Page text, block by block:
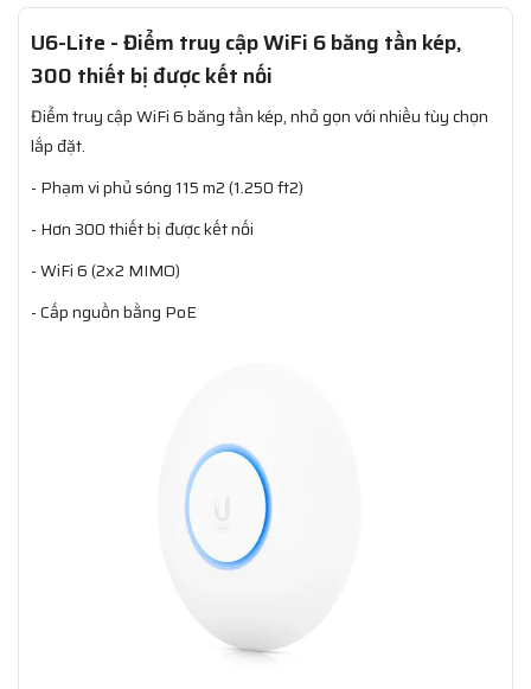
U6-Lite - Điểm truy cập WiFi 6 băng tần kép,
300 thiết bị được kết nối
Điểm truy cập WiFi 6 băng tần kép, nhỏ gọn với nhiều tùy chọn
lắp đặt.
- Phạm vi phủ sóng 115 m2 (1.250 ft2)
- Hơn 300 thiết bị được kết nối
- WiFi 6 (2x2 MIMO)
- Cấp nguồn bằng PoE